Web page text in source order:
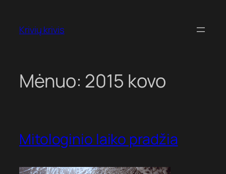
turinioKrivių krivis
Mėnuo: 2015 kovo
Mitologinio laiko pradžia